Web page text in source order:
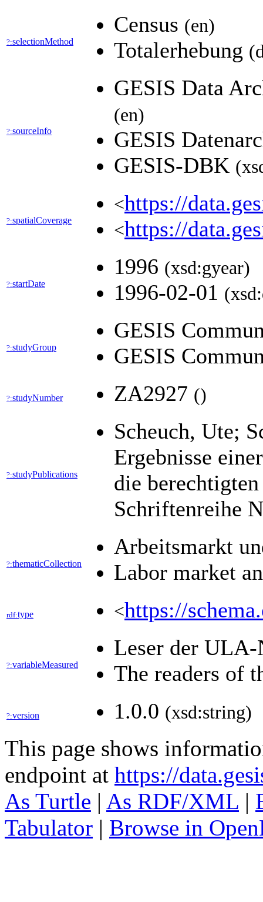
?:selectionMethod
Census (en)
Totalerhebung
?:sourceInfo
GESIS Data
(en)
GESIS
GESIS-DBK
?:spatialCoverage
<https://
<https://
?:startDate
1996 (xsd:gyear)
1996-02-01
?:studyGroup
GESIS
GESIS
?:studyNumber ZA2927 ()
?:studyPublications
Scheuch, Ute;
Ergebnisse
die
Schriftenreihe
?:thematicCollection
Arbeitsmarkt
Labor market
rdf:type <https://
?:variableMeasured
Leser der
The readers of
?:version 1.0.0 (xsd:string)
This page shows
endpoint at https://
As Turtle | As RDF/XML |
Tabulator | Browse in